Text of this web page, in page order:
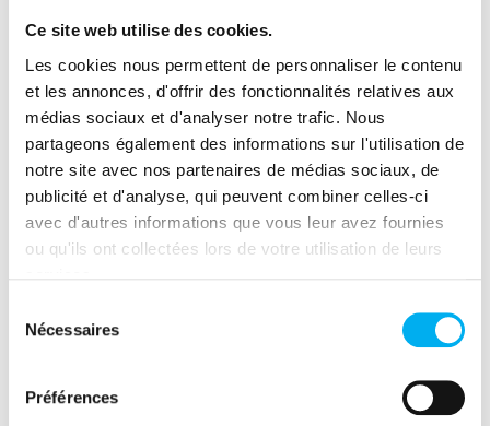
Ce site web utilise des cookies.
Les cookies nous permettent de personnaliser le contenu
et les annonces, d'offrir des fonctionnalités relatives aux
médias sociaux et d'analyser notre trafic. Nous
partageons également des informations sur l'utilisation de
notre site avec nos partenaires de médias sociaux, de
publicité et d'analyse, qui peuvent combiner celles-ci
avec d'autres informations que vous leur avez fournies
ou qu'ils ont collectées lors de votre utilisation de leurs
Nécessaires
Préférences
management • Success Stories
Dans le secteur de l’intérim, la rapidité
de décision est un facteur clé de
performance, mais elle ne peut se faire
au détriment du risque financier. Le
Groupe Adéquat, confronté à la gestion
de plus de 30 000 tiers, a choisi ELLIPRO
pour centraliser l’information, détecter
des décisions plus rapides, une meilleure
des impayés, tout en soutenant le
Lire la suite
F2A : S'assurer de la